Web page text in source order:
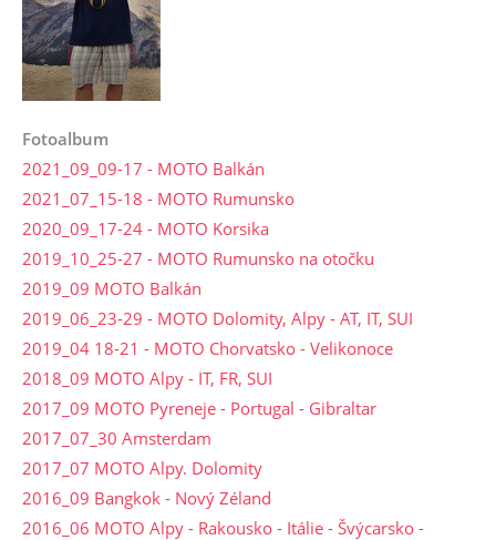
Fotoalbum
2021_09_09-17 - MOTO Balkán
2021_07_15-18 - MOTO Rumunsko
2020_09_17-24 - MOTO Korsika
2019_10_25-27 - MOTO Rumunsko na otočku
2019_09 MOTO Balkán
2019_06_23-29 - MOTO Dolomity, Alpy - AT, IT, SUI
2019_04 18-21 - MOTO Chorvatsko - Velikonoce
2018_09 MOTO Alpy - IT, FR, SUI
2017_09 MOTO Pyreneje - Portugal - Gibraltar
2017_07_30 Amsterdam
2017_07 MOTO Alpy. Dolomity
2016_09 Bangkok - Nový Zéland
2016_06 MOTO Alpy - Rakousko - Itálie - Švýcarsko -